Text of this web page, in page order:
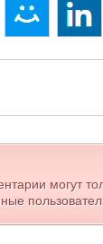
могут